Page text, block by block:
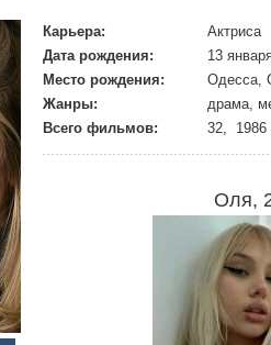
Карьера:
Актриса
Дата рождения:
13
Место рождения:
Одесса,
Жанры:
драма,
Всего фильмов:
32, 1986
Оля,